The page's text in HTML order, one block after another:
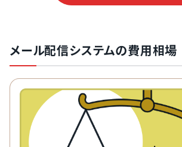
メール配信システムの費用相場